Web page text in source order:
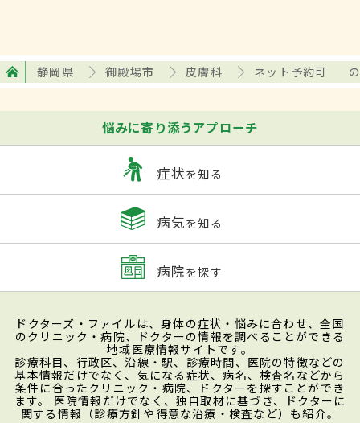
静岡県 御殿場市 皮膚科 ネット予約可
悩みに寄り添うアプローチ
症状を知る
病気を知る
病院を探す
ドクターズ・ファイルは、身体の症状・悩みに合わせ、全国
のクリニック・病院、ドクターの情報を調べることができる
地域医療情報サイトです。
診療科目、行政区、沿線・駅、診療時間、医院の特徴などの
基本情報だけでなく、気になる症状、病名、検査名などから
条件に合ったクリニック・病院、ドクターを探すことができ
ます。 医院情報だけでなく、独自取材に基づき、ドクターに
関する情報（診療方針や得意な治療・検査など）も紹介。